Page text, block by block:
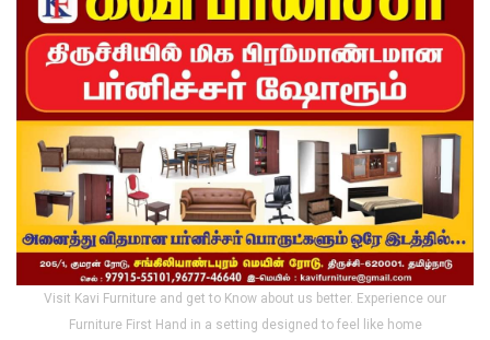
Visit Kavi Furniture and get to Know about us better. Experience our
Furniture First Hand in a setting designed to feel like home